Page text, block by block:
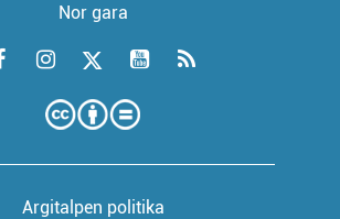
Nor gara
Argitalpen politika